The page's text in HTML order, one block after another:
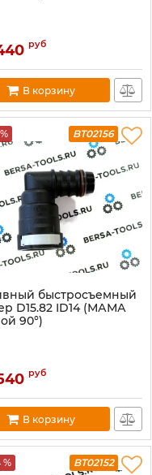
руб
В корзину
BT02156
быстросъемный
D15.82 ID14 (МАМА
90°)
руб
В корзину
% BT02152